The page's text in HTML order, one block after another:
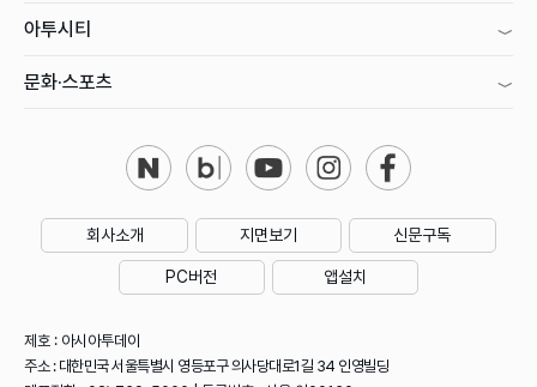
아투시티
문화·스포츠
회사소개 지면보기 신문구독
PC버전 앱설치
제호 : 아시아투데이
주소 : 대한민국 서울특별시 영등포구 의사당대로1길 34 인영빌딩